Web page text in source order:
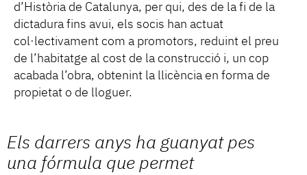
d’Història de Catalunya, per qui, des de la fi de la
dictadura fins avui, els socis han actuat
col·lectivament com a promotors, reduint el preu
de l’habitatge al cost de la construcció i, un cop
acabada l’obra, obtenint la llicència en forma de
propietat o de lloguer.
Els darrers anys ha guanyat pes
una fórmula que permet